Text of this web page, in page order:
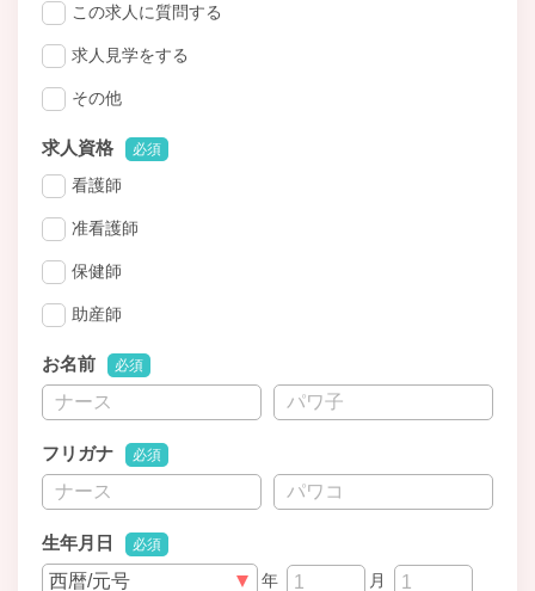
この求人に質問する
求人見学をする
その他
求人資格 必須
看護師
准看護師
保健師
助産師
お名前 必須
フリガナ 必須
生年月日 必須
年
月